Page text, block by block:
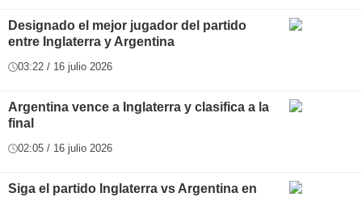
Designado el mejor jugador del partido
entre Inglaterra y Argentina
03:22 / 16 julio 2026
Argentina vence a Inglaterra y clasifica a la
final
02:05 / 16 julio 2026
Siga el partido Inglaterra vs Argentina en